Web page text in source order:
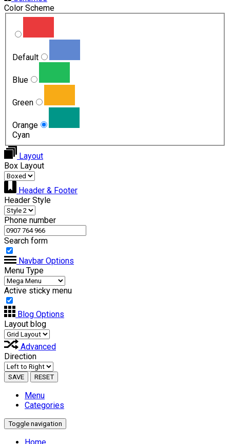
Color Scheme
Default
Blue
Green
Orange
Cyan
Layout
Box Layout
Header & Footer
Header Style
Phone number
Search form
Navbar Options
Menu Type
Active sticky menu
Blog Options
Layout blog
Advanced
Direction
SAVE RESET
Menu
Categories
Toggle navigation
Home